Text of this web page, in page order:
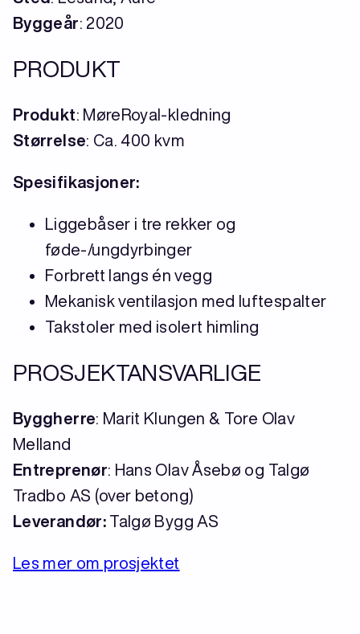
Byggeår: 2020
PRODUKT
Produkt: MøreRoyal-kledning
Størrelse: Ca. 400 kvm
Spesifikasjoner:
Liggebåser i tre rekker og
føde-/ungdyrbinger
Forbrett langs én vegg
Mekanisk ventilasjon med luftespalter
Takstoler med isolert himling
PROSJEKTANSVARLIGE
Byggherre: Marit Klungen & Tore Olav
Melland
Entreprenør: Hans Olav Åsebø og Talgø
Tradbo AS (over betong)
Leverandør:Talgø Bygg AS
Les mer om prosjektet